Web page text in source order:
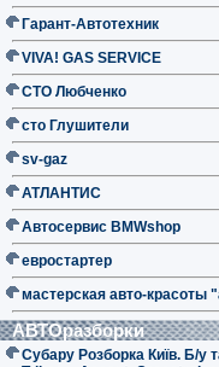
Гарант-Автотехник
VIVA! GAS SERVICE
СТО Любченко
сто Глушители
sv-gaz
АТЛАНТИС
Автосервис BMWshop
евростартер
мастерская авто-красоты
АВТОразборки
Субару Розборка Київ. Б/у